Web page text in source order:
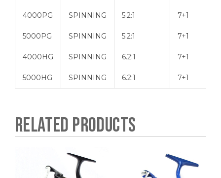
4000PG SPINNING 5.2:1 7+1
5000PG SPINNING 5.2:1 7+1
4000HG SPINNING 6.2:1 7+1
5000HG SPINNING 6.2:1 7+1
RELATED PRODUCTS